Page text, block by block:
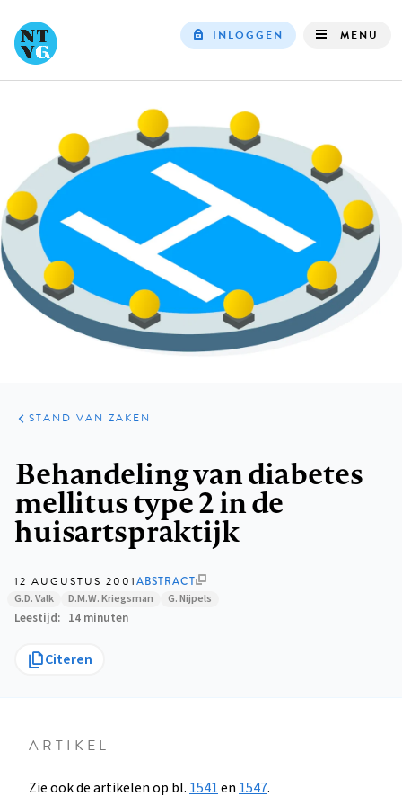
INLOGGEN MENU
ARTIKELEN
PRAKTIJK
STAND VAN ZAKEN
Behandeling van diabetes
mellitus type 2 in de
huisartspraktijk
12 AUGUSTUS 2001ABSTRACT
G.D. Valk
D.M.W. Kriegsman G. Nijpels
Leestijd 14 minuten
Citeren
ARTIKEL
Zie ook de artikelen op bl. 1541en1547.